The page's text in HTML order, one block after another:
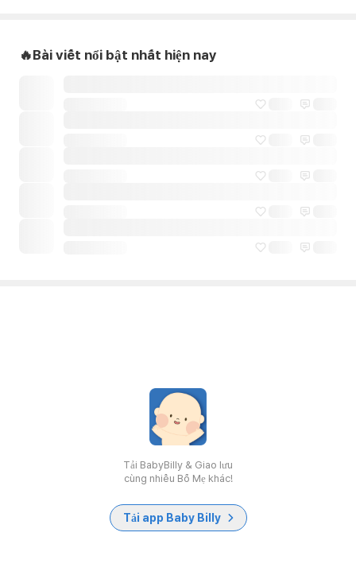
🔥Bài viết nổi bật nhất hiện nay
Tải BabyBilly & Giao lưu
cùng nhiều Bố Mẹ khác!
Tải app Baby Billy